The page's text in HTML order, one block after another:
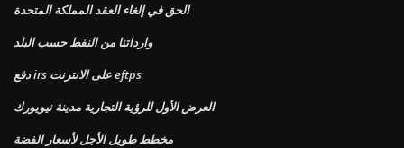
الحق في إلغاء العقد المملكة المتحدة
وارداتنا من النفط حسب البلد
دفع irs على الانترنت eftps
العرض الأول للرؤية التجارية مدينة نيويورك
مخطط طويل الأجل لأسعار الفضة